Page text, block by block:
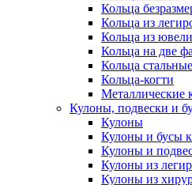
Кольца
Кольца из
Кольца из
Кольца на две
Кольца стальные
Кольца-когти
Металлические
Кулоны, подвески и
Кулоны
Кулоны и бусы
Кулоны и
Кулоны из
Кулоны из